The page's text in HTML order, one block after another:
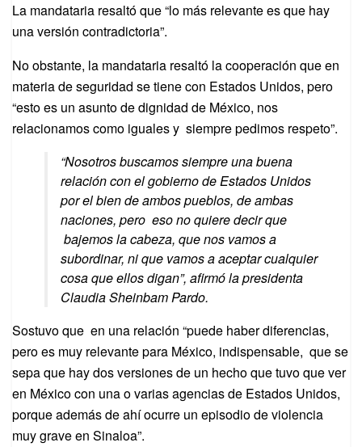
La mandataria resaltó que “lo más relevante es que hay
una versión contradictoria”.
No obstante, la mandataria resaltó la cooperación que en
materia de seguridad se tiene con Estados Unidos, pero
“esto es un asunto de dignidad de México, nos
relacionamos como iguales y siempre pedimos respeto”.
“Nosotros buscamos siempre una buena
relación con el gobierno de Estados Unidos
por el bien de ambos pueblos, de ambas
naciones, pero eso no quiere decir que
bajemos la cabeza, que nos vamos a
subordinar, ni que vamos a aceptar cualquier
cosa que ellos digan”, afirmó la presidenta
Claudia Sheinbam Pardo.
Sostuvo que en una relación “puede haber diferencias,
pero es muy relevante para México, indispensable, que se
sepa que hay dos versiones de un hecho que tuvo que ver
en México con una o varias agencias de Estados Unidos,
porque además de ahí ocurre un episodio de violencia
muy grave en Sinaloa”.